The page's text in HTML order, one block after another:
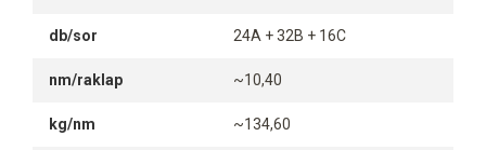
db/sor 24A + 32B + 16C
nm/raklap ~10,40
kg/nm ~134,60